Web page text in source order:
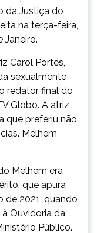
da Justiça do
na terça-feira,
Janeiro.
Carol Portes,
sexualmente
redator final do
Globo. A atriz
que preferiu não
Melhem
Melhem era
que apura
de 2021, quando
Ouvidoria da
Público.